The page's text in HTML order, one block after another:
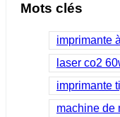
Mots clés
imprimante
laser co2
imprimante
machine de